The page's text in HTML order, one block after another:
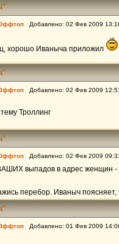
Добавлено: 02 Фев 2009
хорошо Иваныча приложил
Добавлено: 02 Фев 2009
Троллинг
Добавлено: 02 Фев 2009
выпадов в адрес женщин -
перебор. Иваныч
Добавлено: 01 Фев 2009